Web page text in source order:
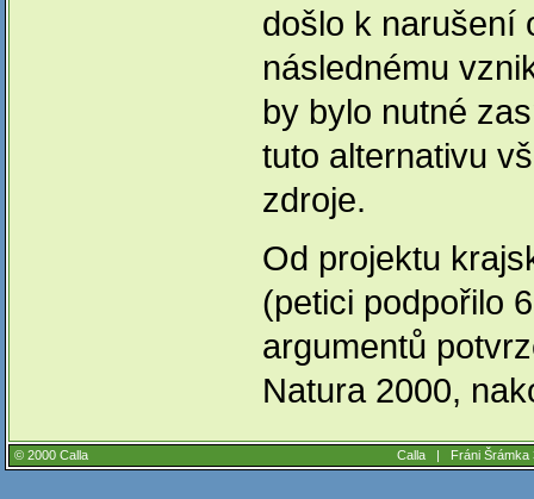
došlo k narušení
následnému
by bylo nutné
tuto alternativu
zdroje.
Od projektu
(petici podpořilo
argumentů
Natura 2000,
© 2000 Calla Calla | Fráni Šrámka